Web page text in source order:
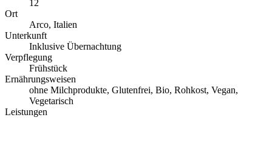
12
Ort
Arco, Italien
Unterkunft
Inklusive Übernachtung
Verpflegung
Frühstück
Ernährungsweisen
ohne Milchprodukte, Glutenfrei, Bio, Rohkost, Vegan,
Vegetarisch
Leistungen